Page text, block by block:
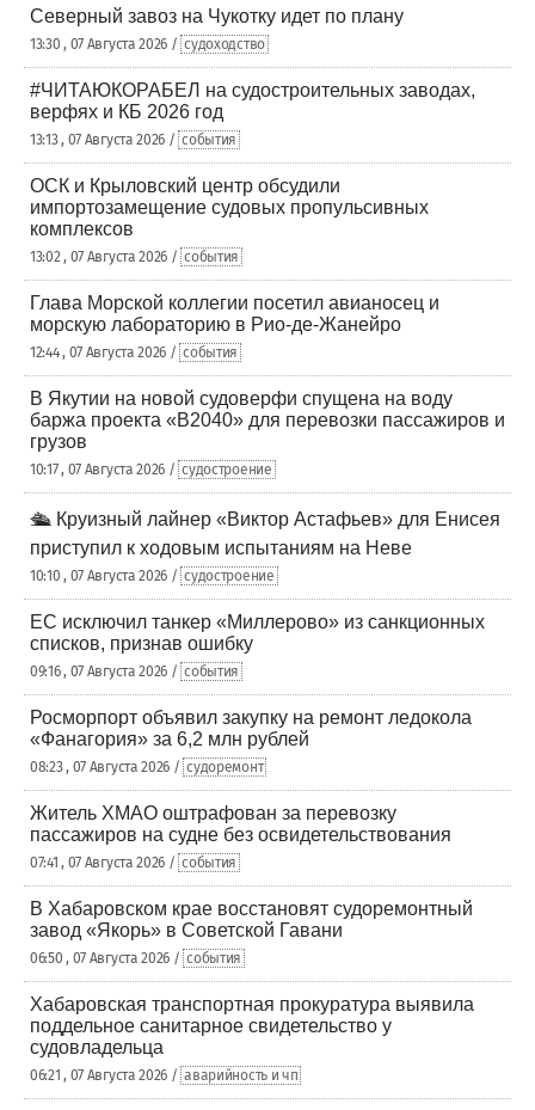
Северный завоз на Чукотку идет по плану
13:30 , 07 Августа 2026 / судоходство
#ЧИТАЮКОРАБЕЛ на судостроительных заводах,
верфях и КБ 2026 год
13:13 , 07 Августа 2026 / события
ОСК и Крыловский центр обсудили
импортозамещение судовых пропульсивных
комплексов
13:02 , 07 Августа 2026 / события
Глава Морской коллегии посетил авианосец и
морскую лабораторию в Рио-де-Жанейро
12:44 , 07 Августа 2026 / события
В Якутии на новой судоверфи спущена на воду
баржа проекта «В2040» для перевозки пассажиров и
грузов
10:17 , 07 Августа 2026 / судостроение
🛳️ Круизный лайнер «Виктор Астафьев» для Енисея
приступил к ходовым испытаниям на Неве
10:10 , 07 Августа 2026 / судостроение
ЕС исключил танкер «Миллерово» из санкционных
списков, признав ошибку
09:16 , 07 Августа 2026 / события
Росморпорт объявил закупку на ремонт ледокола
«Фанагория» за 6,2 млн рублей
08:23 , 07 Августа 2026 / судоремонт
Житель ХМАО оштрафован за перевозку
пассажиров на судне без освидетельствования
07:41 , 07 Августа 2026 / события
В Хабаровском крае восстановят судоремонтный
завод «Якорь» в Советской Гавани
06:50 , 07 Августа 2026 / события
Хабаровская транспортная прокуратура выявила
поддельное санитарное свидетельство у
судовладельца
06:21 , 07 Августа 2026 / аварийность и чп